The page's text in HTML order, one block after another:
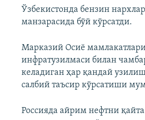
Ўзбекистонда бензин
манзарасида бўй кўрсатди.
Марказий Осиё
инфратузилмаси билан
келадиган ҳар қандай
салбий таъсир кўрсатиши
Россияда айрим нефтни